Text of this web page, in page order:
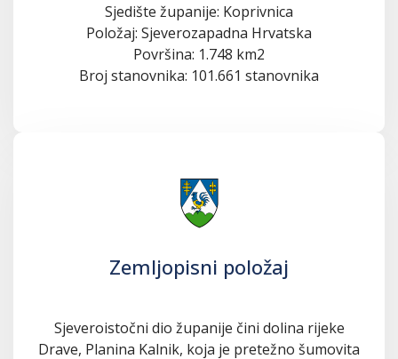
Sjedište županije: Koprivnica
Položaj: Sjeverozapadna Hrvatska
Površina: 1.748 km2
Broj stanovnika: 101.661 stanovnika
Zemljopisni položaj
Sjeveroistočni dio županije čini dolina rijeke
Drave, Planina Kalnik, koja je pretežno šumovita